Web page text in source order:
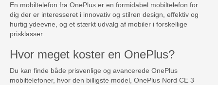
En mobiltelefon fra OnePlus er en formidabel mobiltelefon for
dig der er interesseret i innovativ og stilren design, effektiv og
hurtig ydeevne, og et stærkt udvalg af mobiler i forskellige
prisklasser.
Hvor meget koster en OnePlus?
Du kan finde både prisvenlige og avancerede OnePlus
mobiltelefoner, hvor den billigste model, OnePlus Nord CE 3